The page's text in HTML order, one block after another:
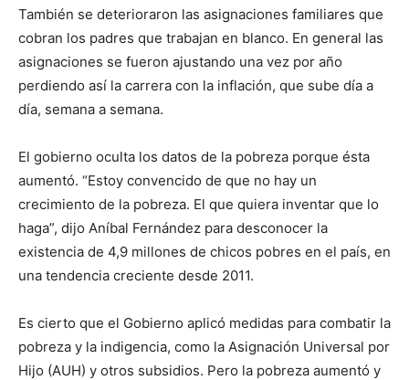
También se deterioraron las asignaciones familiares que
cobran los padres que trabajan en blanco. En general las
asignaciones se fueron ajustando una vez por año
perdiendo así la carrera con la inflación, que sube día a
día, semana a semana.
El gobierno oculta los datos de la pobreza porque ésta
aumentó. “Estoy convencido de que no hay un
crecimiento de la pobreza. El que quiera inventar que lo
haga”, dijo Aníbal Fernández para desconocer la
existencia de 4,9 millones de chicos pobres en el país, en
una tendencia creciente desde 2011.
Es cierto que el Gobierno aplicó medidas para combatir la
pobreza y la indigencia, como la Asignación Universal por
Hijo (AUH) y otros subsidios. Pero la pobreza aumentó y